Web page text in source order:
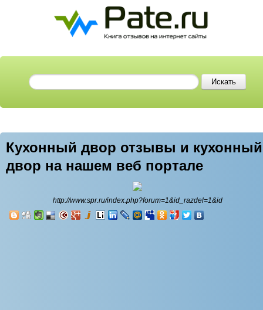
Кухонный двор отзывы и кухонный
двор на нашем веб портале
http://www.spr.ru/index.php?forum=1&id_razdel=1&id